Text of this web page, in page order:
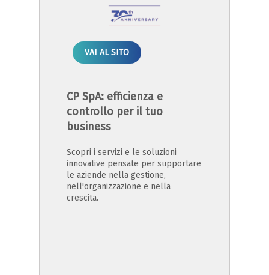
VAI AL SITO
CP SpA: efficienza e
controllo per il tuo
business
Scopri i servizi e le soluzioni
innovative pensate per supportare
le aziende nella gestione,
nell'organizzazione e nella
crescita.